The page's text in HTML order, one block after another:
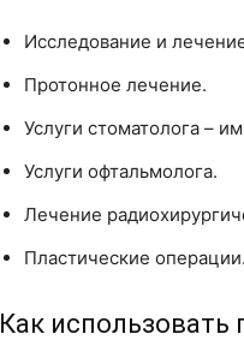
Исследование и
Протонное лечение.
Услуги стоматолога –
Услуги офтальмолога.
Лечение
Пластические операции.
Как